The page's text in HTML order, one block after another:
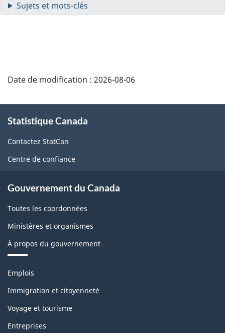
Date de modification : 2026-08-06
propos
de
ce
Statistique Canada
Contactez StatCan
Centre de confiance
Gouvernement du Canada
Toutes les coordonnées
Ministères et organismes
À propos du gouvernement
Thèmes
sujets
Emplois
Immigration et citoyenneté
Voyage et tourisme
Entreprises